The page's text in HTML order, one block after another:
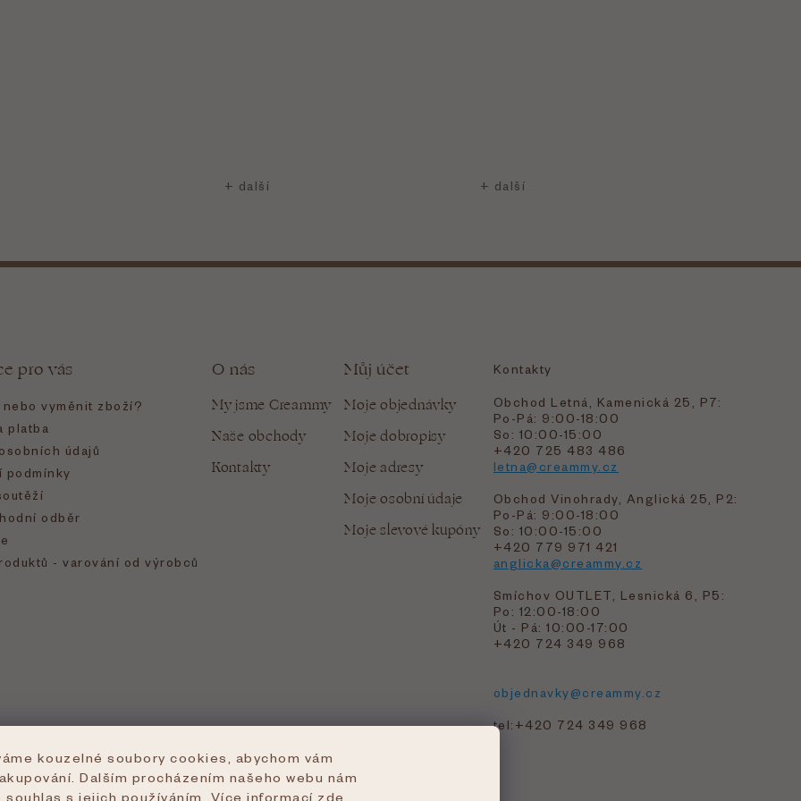
kouzelné soubory cookies, abychom vám
Dalším procházením našeho webu nám
souhlas s jejich používáním. Více informací zde
pro vás
vyměnit zboží?
platba
údajů
podmínky
odběr
- varování od výrobců
O nás
My jsme Creammy
Naše obchody
Kontakty
Můj účet
Moje objednávky
Moje dobropisy
Moje adresy
Moje osobní údaje
Moje slevové kupóny
Kontakty
Obchod Letná, Kamenická 25, P7:
Po-Pá: 9:00-18:00
So: 10:00-15:00
+420 725 483 486
letna@creammy.cz
Obchod Vinohrady, Anglická 25, P2:
Po-Pá: 9:00-18:00
So: 10:00-15:00
+420 779 971 421
anglicka@creammy.cz
Smíchov OUTLET, Lesnická 6, P5:
Po: 12:00-18:00
Út - Pá: 10:00-17:00
+420 724 349 968
objednavky@creammy.cz
tel:+420 724 349 968